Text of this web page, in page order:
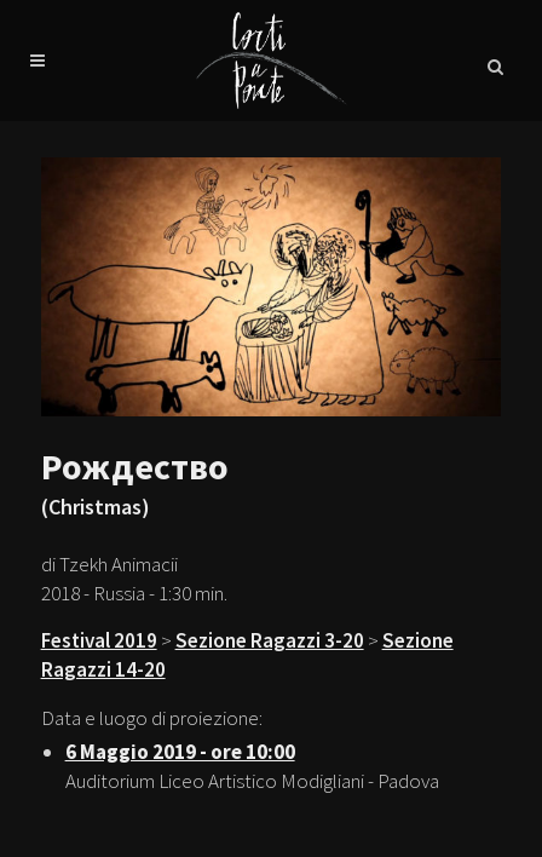
Рождество
(Christmas)
di Tzekh Animacii
2018 - Russia - 1:30 min.
Festival 2019 >Sezione Ragazzi 3-20 >Sezione
Ragazzi 14-20
Data e luogo di proiezione:
6 Maggio 2019 - ore 10:00
Auditorium Liceo Artistico Modigliani - Padova